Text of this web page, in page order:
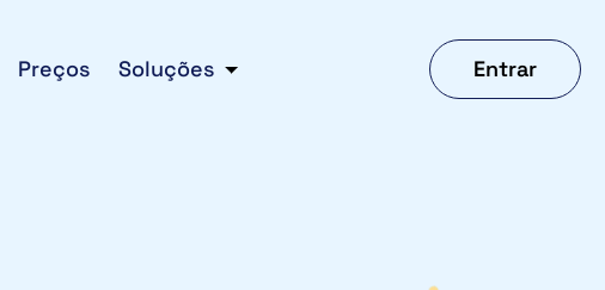
Preços Soluções Entrar